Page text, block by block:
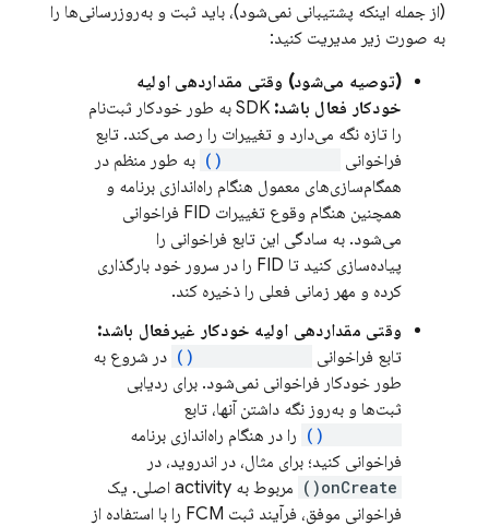
(از جمله اینکه پشتیبانی نمی‌شود)، باید ثبت و به‌روزرسانی‌ها را
به صورت زیر مدیریت کنید:
(توصیه می‌شود) وقتی مقداردهی اولیه
خودکار فعال باشد:
SDK به طور خودکار ثبت‌نام
را تازه نگه می‌دارد و تغییرات را رصد می‌کند. تابع
فراخوانی
به طور منظم در
همگام‌سازی‌های معمول هنگام راه‌اندازی برنامه و
همچنین هنگام وقوع تغییرات FID فراخوانی
می‌شود. به سادگی این تابع فراخوانی را
پیاده‌سازی کنید تا FID را در سرور خود بارگذاری
کرده و مهر زمانی فعلی را ذخیره کند.
وقتی مقداردهی اولیه خودکار غیرفعال باشد:
تابع فراخوانی
در شروع به
طور خودکار فراخوانی نمی‌شود. برای ردیابی
ثبت‌ها و به‌روز نگه داشتن آنها، تابع
را در هنگام راه‌اندازی برنامه
فراخوانی کنید؛ برای مثال، در اندروید، در
onCreate()
مربوط به activity اصلی. یک
فراخوانی موفق، فرآیند ثبت FCM را با استفاده از